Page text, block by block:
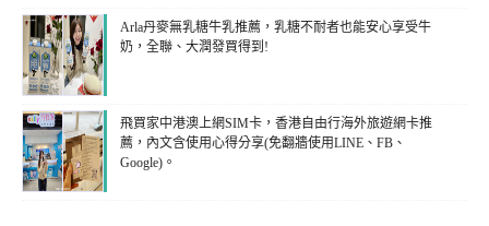
Arla丹麥無乳糖牛乳推薦，乳糖不耐者也能安心享受牛
奶，全聯、大潤發買得到!
飛買家中港澳上網SIM卡，香港自由行海外旅遊網卡推
薦，內文含使用心得分享(免翻牆使用LINE、FB、
Google)。